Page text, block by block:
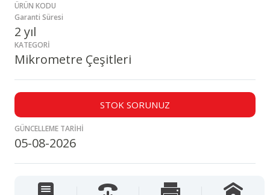
ÜRÜN KODU
Garanti Süresi
2 yıl
KATEGORİ
Mikrometre Çeşitleri
STOK SORUNUZ
GÜNCELLEME TARİHİ
05-08-2026